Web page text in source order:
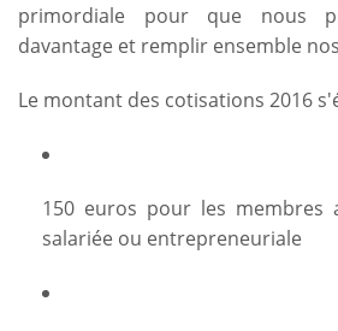
primordiale pour que nous
davantage et remplir ensemble
Le montant des cotisations 2016
150 euros pour les membres
salariée ou entrepreneuriale